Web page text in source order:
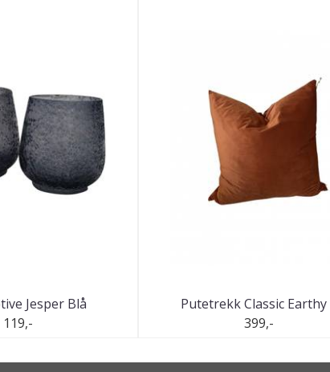
Jesper Blå
119,-
Putetrekk Classic Earthy
399,-